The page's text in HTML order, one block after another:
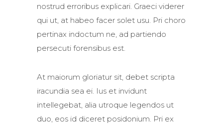
nostrud erroribus explicari. Graeci viderer
qui ut, at habeo facer solet usu. Pri choro
pertinax indoctum ne, ad partiendo
persecuti forensibus est.
At maiorum gloriatur sit, debet scripta
iracundia sea ei. Ius et invidunt
intellegebat, alia utroque legendos ut
duo, eos id diceret posidonium. Pri ex